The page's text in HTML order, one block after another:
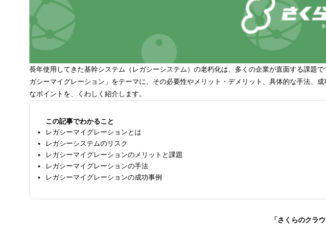
長年使用してきた基幹システム（レガシーシステム）の老朽化は、多くの企業が直面する課題
ガシーマイグレーション」をテーマに、その必要性やメリット・デメリット、具体的な手法、
なポイントを、くわしく紹介します。
この記事でわかること
レガシーマイグレーションとは
レガシーシステムのリスク
レガシーマイグレーションのメリットと課題
レガシーマイグレーションの手法
レガシーマイグレーションの成功事例
「さくらのクラ